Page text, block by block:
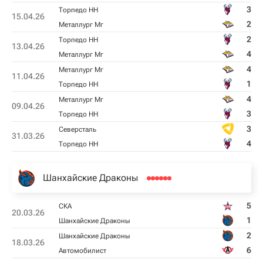
15.04.26
Торпедо НН 3
Металлург Мг 2
13.04.26
Торпедо НН 2
Металлург Мг 4
11.04.26
Металлург Мг 4
Торпедо НН 1
09.04.26
Металлург Мг 4
Торпедо НН 3
31.03.26
Северсталь 3
Торпедо НН 4
Шанхайские Драконы
20.03.26
СКА 5
Шанхайские Драконы 1
18.03.26
Шанхайские Драконы 2
Автомобилист 6